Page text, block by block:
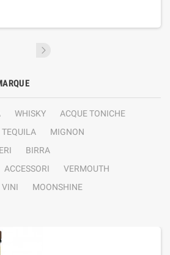
WHISKY
ACQUE TONICHE
TEQUILA
MIGNON
BIRRA
ACCESSORI
VERMOUTH
VINI
MOONSHINE